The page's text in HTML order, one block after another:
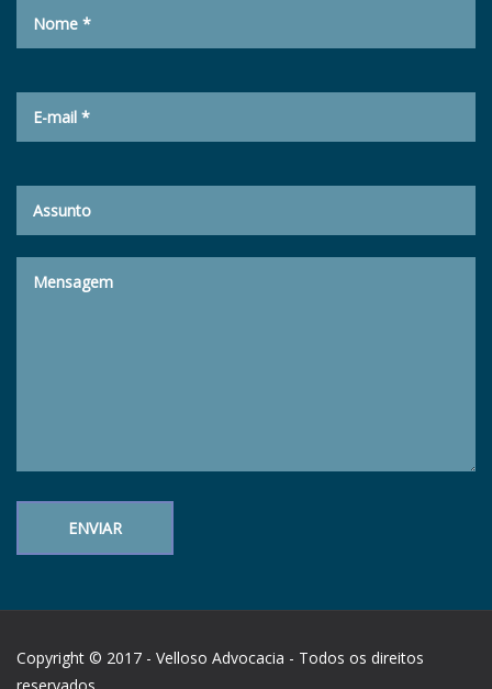
Copyright © 2017 - Velloso Advocacia - Todos os direitos
reservados